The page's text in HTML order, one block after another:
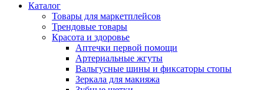
Каталог
Товары для маркетплейсов
Трендовые товары
Красота и здоровье
Аптечки первой помощи
Артериальные жгуты
Вальгусные шины и фиксаторы стопы
Зеркала для макияжа